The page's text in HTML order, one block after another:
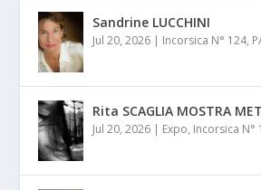
Sandrine LUCCHINI
Jul 20, 2026 Incorsica N° 124,
Rita SCAGLIA MOSTRA
Jul 20, 2026 Expo, Incorsica N°